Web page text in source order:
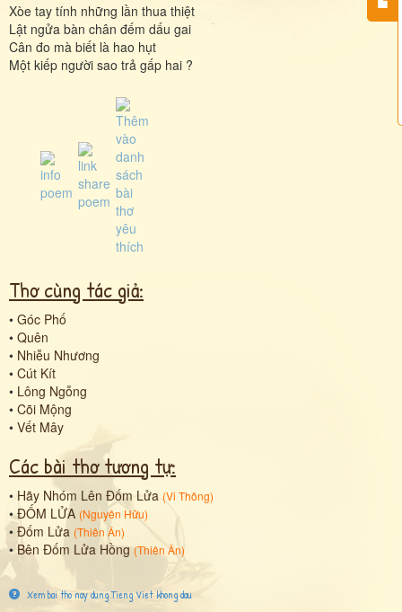
Xòe tay tính những lần thua thiệt
Lật ngửa bàn chân đếm dấu gai
Cân đo mà biết là hao hụt
Một kiếp người sao trả gấp hai ?
Thơ cùng tác giả:
• Góc Phố
• Quên
• Nhiễu Nhương
• Cút Kít
• Lông Ngỗng
• Cõi Mộng
• Vết Mây
Các bài thơ tương tự:
• Hãy Nhóm Lên Đốm Lửa (Vi Thông)
•ĐỐM LỬA (Nguyên Hữu)
• Đốm Lửa (Thiên Ân)
•Bên Đốm Lửa Hồng (Thiên Ân)
Xem bai tho nay dung Tieng Viet khong dau